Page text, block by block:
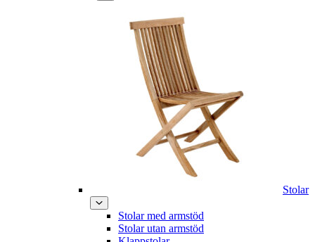
Stolar
Stolar med armstöd
Stolar utan armstöd